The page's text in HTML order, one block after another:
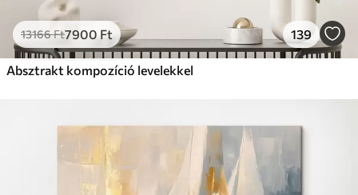
13166Ft7900 Ft 139
Absztrakt kompozíció levelekkel